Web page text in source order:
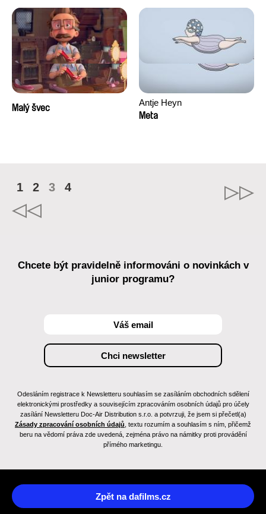
Malý švec
Antje Heyn
Meta
1 2 3 4
Chcete být pravidelně informováni o novinkách v
junior programu?
Odesláním registrace k Newsletteru souhlasím se zasíláním obchodních sdělení
elektronickými prostředky a souvisejícím zpracováním osobních údajů pro účely
zasílání Newsletteru Doc-Air Distribution s.r.o. a potvrzuji, že jsem si přečetl(a)
Zásady zpracování osobních údajů , textu rozumím a souhlasím s ním, přičemž
beru na vědomí práva zde uvedená, zejména právo na námitky proti provádění
přímého marketingu.
Zpět na dafilms.cz